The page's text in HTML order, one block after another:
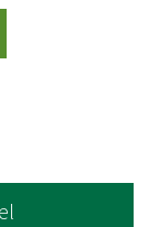
options
may